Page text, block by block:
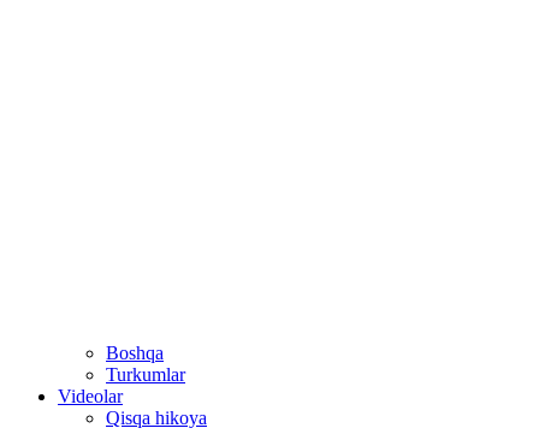
Boshqa
Turkumlar
Videolar
Qisqa hikoya